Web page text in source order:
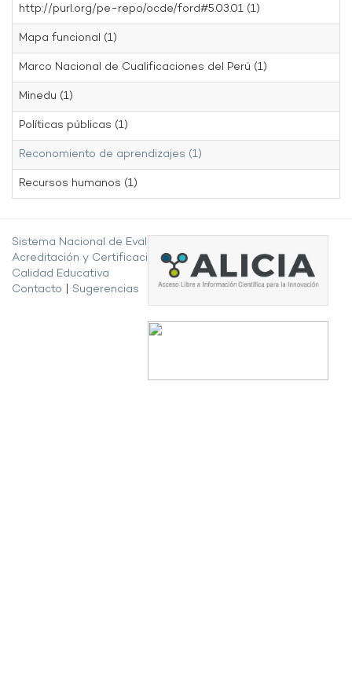
http://purl.org/pe-repo/ocde/ford#5.03.01 (1)
Mapa funcional (1)
Marco Nacional de Cualificaciones del Perú (1)
Minedu (1)
Políticas públicas (1)
Reconomiento de aprendizajes (1)
Recursos humanos (1)
Sistema Nacional de Evaluación,
Acreditación y Certificación de la
Calidad Educativa
Contacto
Sugerencias